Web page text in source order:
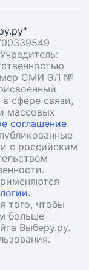
СМИ ЭЛ №
сфере связи,
массовых
соглашение
с российским
того, чтобы
больше
Выберу.ру.